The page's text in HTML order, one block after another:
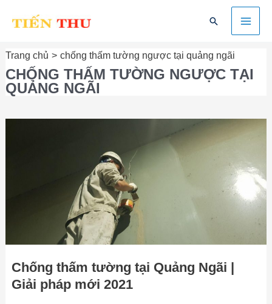
dung
Tìm
Main
Trang chủ chống thấm tường ngược tại quảng ngãi
CHỐNG THẤM TƯỜNG NGƯỢC TẠI
QUẢNG NGÃI
Chống thấm tường tại Quảng Ngãi |
Giải pháp mới 2021
2021